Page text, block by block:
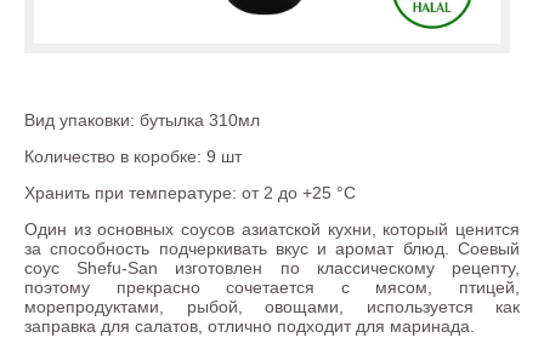
Вид упаковки: бутылка 310мл
Количество в коробке: 9 шт
Хранить при температуре: от 2 до +25 °С
Один из основных соусов азиатской кухни, который ценится
за способность подчеркивать вкус и аромат блюд. Соевый
соус Shefu-San изготовлен по классическому рецепту,
поэтому прекрасно сочетается с мясом, птицей,
морепродуктами, рыбой, овощами, используется как
заправка для салатов, отлично подходит для маринада.